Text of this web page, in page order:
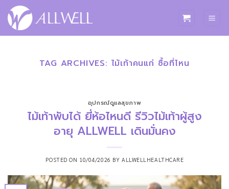
ข้าม
ไป
TAG ARCHIVES: ไม้เท้าคนแก่ ซื้อที่ไหน
อุปกรณ์ดูแลสุขภาพ
ไม้เท้าพับได้ ยี่ห้อไหนดี รีวิวไม้เท้าผู้สูง
อายุ ALLWELL เดินมั่นคง
POSTED ON 10/04/2026 BY ALLWELLHEALTHCARE